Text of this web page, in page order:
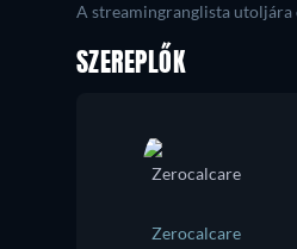
A streamingranglista utoljára
SZEREPLŐK
Zerocalcare